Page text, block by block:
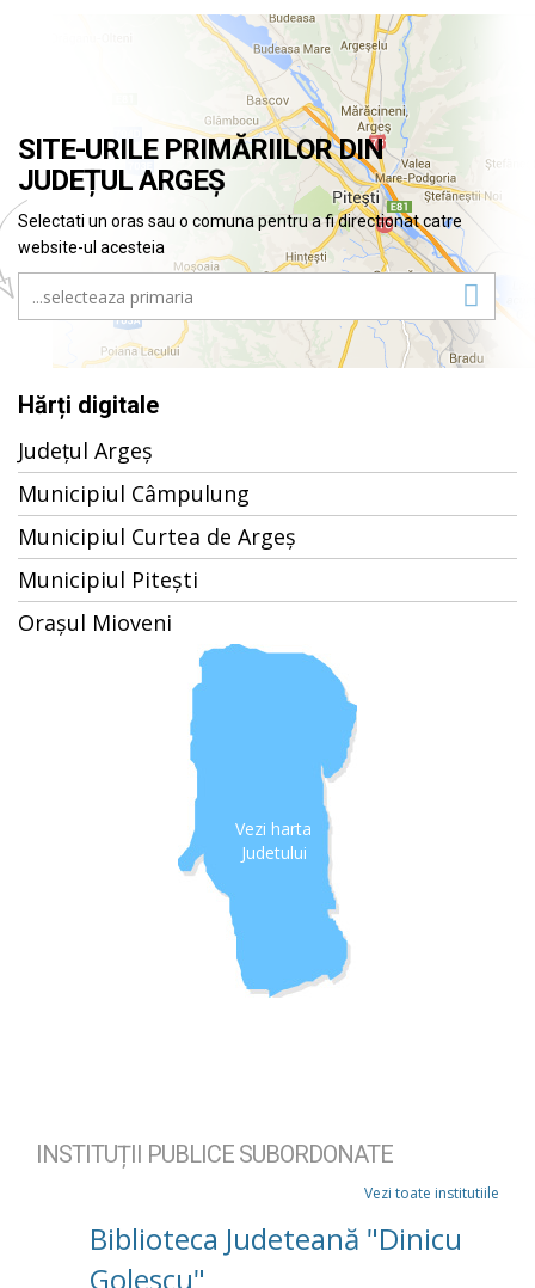
SITE-URILE PRIMĂRIILOR DIN
JUDEȚUL ARGEȘ
Selectati un oras sau o comuna pentru a fi directionat catre
website-ul acesteia
Hărți digitale
Județul Argeș
Municipiul Câmpulung
Municipiul Curtea de Argeș
Municipiul Pitești
Orașul Mioveni
Vezi harta
Judetului
INSTITUȚII PUBLICE SUBORDONATE
Vezi toate institutiile
Biblioteca Judeteană "Dinicu
Golescu"